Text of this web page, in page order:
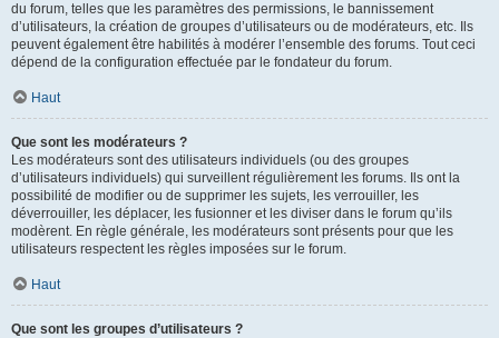
du forum, telles que les paramètres des permissions, le bannissement
d’utilisateurs, la création de groupes d’utilisateurs ou de modérateurs, etc. Ils
peuvent également être habilités à modérer l’ensemble des forums. Tout ceci
dépend de la configuration effectuée par le fondateur du forum.
Haut
Que sont les modérateurs ?
Les modérateurs sont des utilisateurs individuels (ou des groupes
d’utilisateurs individuels) qui surveillent régulièrement les forums. Ils ont la
possibilité de modifier ou de supprimer les sujets, les verrouiller, les
déverrouiller, les déplacer, les fusionner et les diviser dans le forum qu’ils
modèrent. En règle générale, les modérateurs sont présents pour que les
utilisateurs respectent les règles imposées sur le forum.
Haut
Que sont les groupes d’utilisateurs ?